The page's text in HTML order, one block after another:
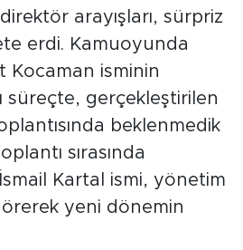
arayışları, sürpriz
erdi. Kamuoyunda
isminin
süreçte, gerçekleştirilen
beklenmedik
sırasında
Kartal ismi, yönetim
yeni dönemin